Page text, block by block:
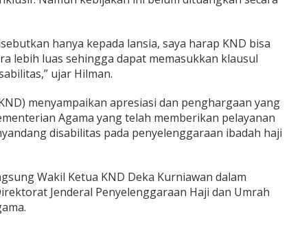
hanya kepada lansia, saya harap KND bisa
lebih luas sehingga dapat memasukkan klausul
ujar Hilman.
menyampaikan apresiasi dan penghargaan yang
Agama yang telah memberikan pelayanan
disabilitas pada penyelenggaraan ibadah haji
Wakil Ketua KND Deka Kurniawan dalam
Jenderal Penyelenggaraan Haji dan Umrah